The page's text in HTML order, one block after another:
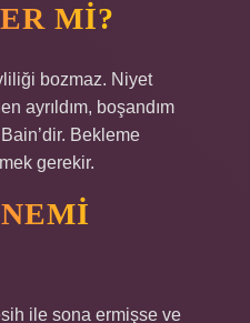
MI?
bozmaz. Niyet
ayrıldım, boşandım
Bekleme
gerekir.
ile sona ermişse ve